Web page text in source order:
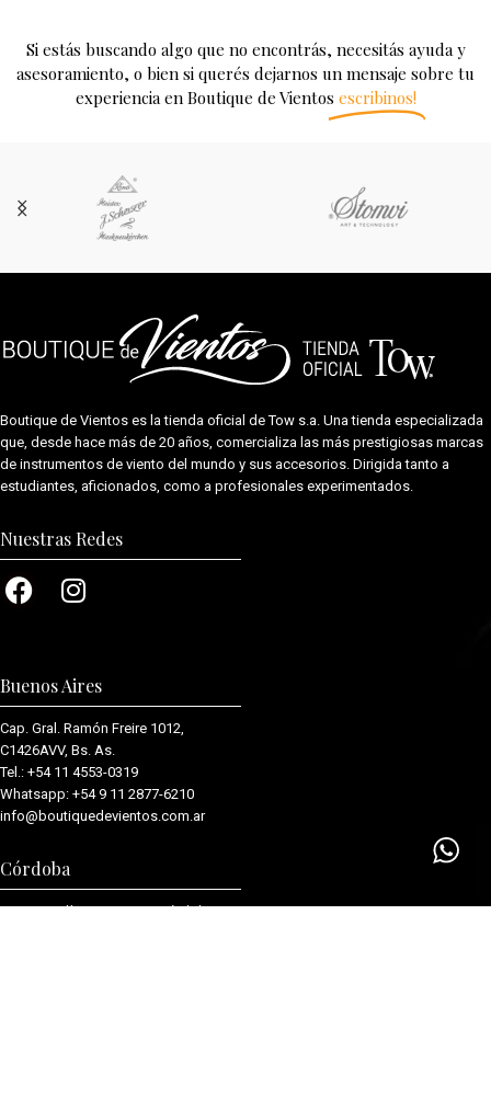
Si estás buscando algo que no encontrás, necesitás ayuda y
asesoramiento, o bien si querés dejarnos un mensaje sobre tu
experiencia en Boutique de Vientos escribinos!
Boutique de Vientos es la tienda oficial deTow s.a. Una tienda especializada
que, desde hace más de 20 años, comercializa las más prestigiosas marcas
de instrumentos de viento del mundo y sus accesorios. Dirigida tanto a
estudiantes, aficionados, como a profesionales experimentados.
Nuestras Redes
Buenos Aires
Cap. Gral. Ramón Freire 1012,
C1426AVV, Bs. As.
Tel.: +54 11 4553-0319
Whatsapp: +54 9 11 2877-6210
info@boutiquedevientos.com.ar
Córdoba
Barrio Jardín, X5016KOE, Córdoba.